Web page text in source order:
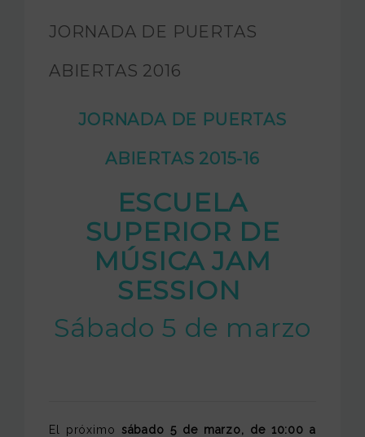
CONTACTO
JORNADA DE PUERTAS
ABIERTAS 2016
JORNADA DE PUERTAS
ABIERTAS 2015-16
ESCUELA
SUPERIOR DE
MÚSICA JAM
SESSION
Sábado 5 de marzo
El próximo sábado 5 de marzo, de 10:00 a